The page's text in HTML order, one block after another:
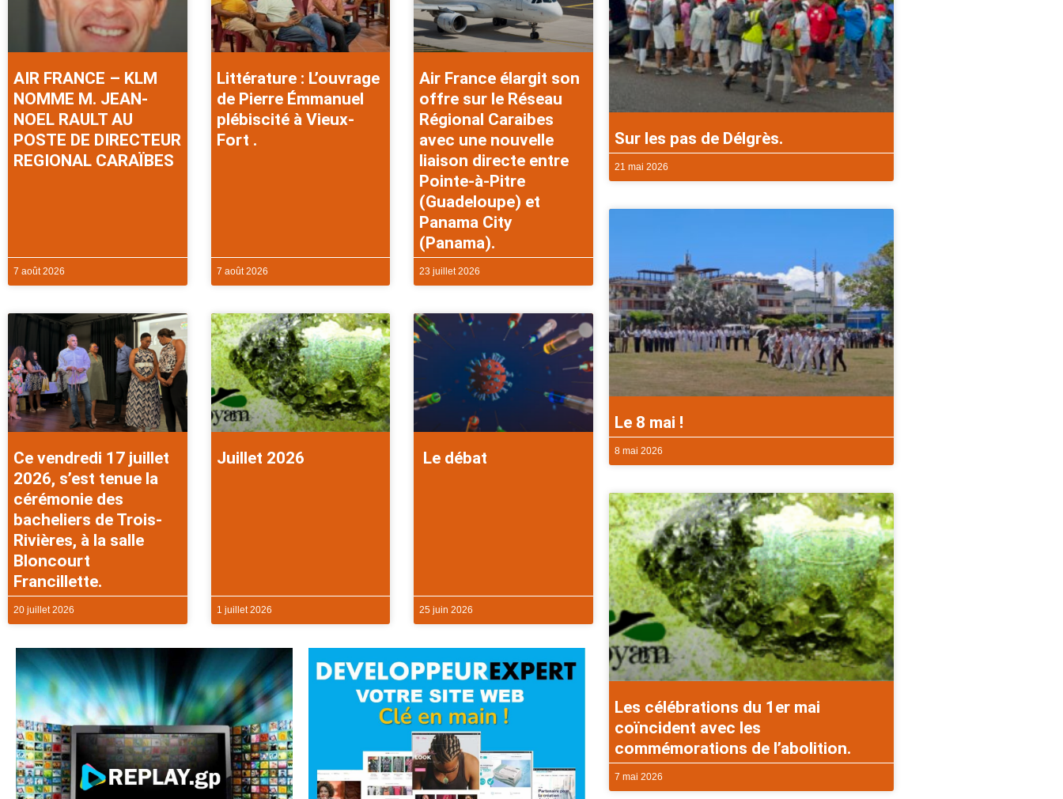
AIR FRANCE – KLM
NOMME M. JEAN-
NOEL RAULT AU
POSTE DE DIRECTEUR
REGIONAL CARAÏBES
7 août 2026
Littérature : L’ouvrage
de Pierre Émmanuel
plébiscité à Vieux-
Fort .
7 août 2026
Air France élargit son
offre sur le Réseau
Régional Caraibes
avec une nouvelle
liaison directe entre
Pointe-à-Pitre
(Guadeloupe) et
Panama City
(Panama).
23 juillet 2026
Ce vendredi 17 juillet
2026, s’est tenue la
cérémonie des
bacheliers de Trois-
Rivières, à la salle
Bloncourt
Francillette.
20 juillet 2026
Juillet 2026
1 juillet 2026
Le débat
25 juin 2026
Sur les pas de Délgrès.
21 mai 2026
Le 8 mai !
8 mai 2026
Les célébrations du 1er mai
coïncident avec les
commémorations de l’abolition.
7 mai 2026